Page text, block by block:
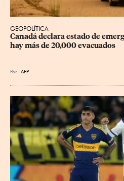
GEOPOLÍTICA
Canadá declara estado de
hay más de 20,000 evacuados
Por AFP